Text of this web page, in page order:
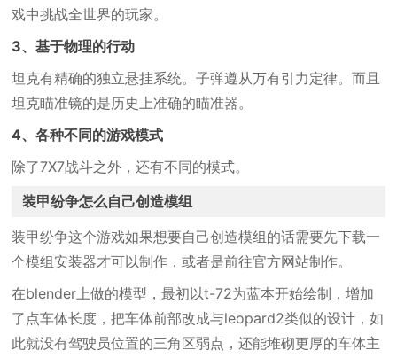
戏中挑战全世界的玩家。
3、基于物理的行动
坦克有精确的独立悬挂系统。子弹遵从万有引力定律。而且
坦克瞄准镜的是历史上准确的瞄准器。
4、各种不同的游戏模式
除了7X7战斗之外，还有不同的模式。
装甲纷争怎么自己创造模组
装甲纷争这个游戏如果想要自己创造模组的话需要先下载一
个模组安装器才可以制作，或者是前往官方网站制作。
在blender上做的模型，最初以t-72为蓝本开始绘制，增加
了点车体长度，把车体前部改成与leopard2类似的设计，如
此就没有驾驶员位置的三角区弱点，还能堆砌更厚的车体主